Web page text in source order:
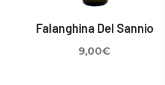
Falanghina Del Sannio
9,00€